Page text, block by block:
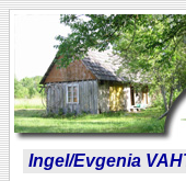
Ingel/Evgenia